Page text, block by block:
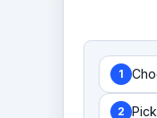
1
2